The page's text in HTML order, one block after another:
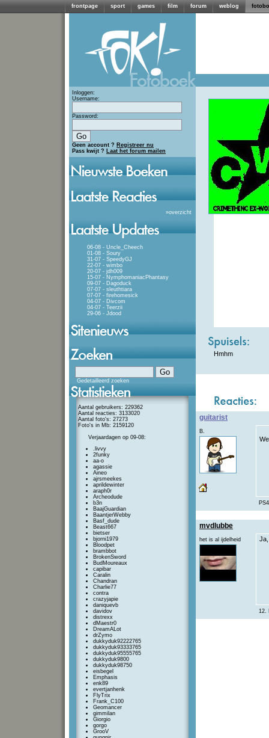
frontpage sport games film forum weblog
Inloggen:
Username:
Password:
Geen account ? Registreer nu
Pass kwijt ? Laat het forum mailen
»overzicht
06-08 - Uncle_Cheech
01-08 - Soury
31-07 - SpeedyGJ
22-07 - wimbo
20-07 - jdh009
15-07 - NymphomaniacPhantasy
09-07 - Dagoduck
07-07 - sleuthtiara
07-07 - firehomesick
04-07 - Divcom
04-07 - Teerzii
29-06 - Jdood
Gedetailleerd zoeken
Aantal gebruikers: 229362
Aantal reacties: 3133020
Aantal foto's: 27273
Foto's in Mb: 2159120
Verjaardagen op 09-08:
.livvy
2funky
aa-o
agassie
Aineo
ajrsmeekes
aprildewinter
araph0r
Archeodude
b3n
BaajGuardian
BaantjerWebby
Basf_dude
Beast667
bietser
bjorni1979
Bloodpet
brambbot
BrokenSword
BudMoureaux
capibar
Caralin
Chandran
Charlie77
contra
crazyjapie
daniquevb
davidov
distrexx
dMaestr0
DreamALot
drZymo
dukkyduk92222765
dukkyduk93333765
dukkyduk95555765
dukkyduk9800
dukkyduk98750
eisbegel
Emphasis
enk89
evertjanhenk
FlyTrix
Frank_C100
Geomancer
gimmilan
Giorgio
gorgo
GrooV
Hmhm
guitarist
B.
mvdlubbe
het is al ijdelheid
12.